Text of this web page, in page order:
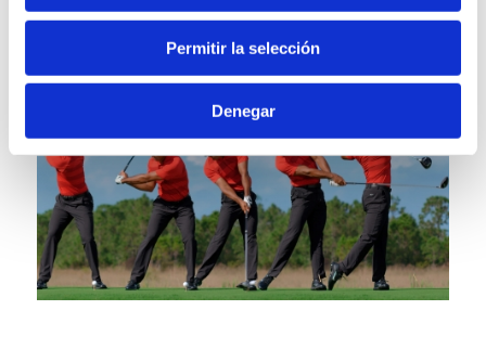
Permitir la selección
Denegar
que aprecies el movimiento y la coordinación de
todas las partes de su cuerpo.